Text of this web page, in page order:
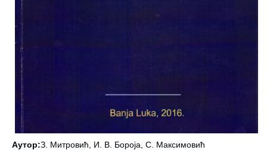
Аутор:З. Митровић, И. В. Бороја, С. Максимовић